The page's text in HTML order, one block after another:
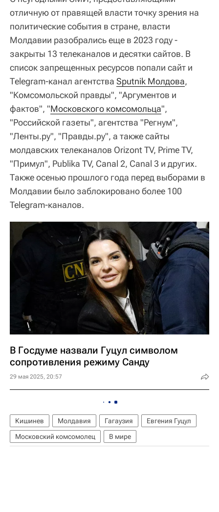
отличную от правящей власти точку зрения на
политические события в стране, власти
Молдавии разобрались еще в 2023 году -
закрыты 13 телеканалов и десятки сайтов. В
список запрещенных ресурсов попали сайт и
Тelegram-канал агентства Sputnik Молдова,
"Комсомольской правды", "Аргументов и
фактов", "Московского комсомольца",
"Российской газеты", агентства "Регнум",
"Ленты.ру", "Правды.ру", а также сайты
молдавских телеканалов Orizont TV, Prime TV,
"Примул", Publika TV, Canal 2, Canal 3 и других.
Также осенью прошлого года перед выборами в
Молдавии было заблокировано более 100
Telegram-каналов.
В Госдуме назвали Гуцул символом
сопротивления режиму Санду
29 мая 2025, 20:57
Кишинев Молдавия Гагаузия
Евгения Гуцул
Московский комсомолец
В мире